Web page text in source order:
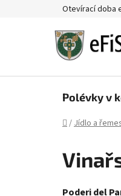
Otevírací doba
Polévky v
Domů
/Jídlo a
Poderi del